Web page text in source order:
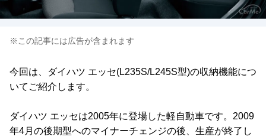
※この記事には広告が含まれます
今回は、ダイハツ エッセ(L235S/L245S型)の収納機能につ
いてご紹介します。
ダイハツ エッセは2005年に登場した軽自動車です。2009
年4月の後期型へのマイナーチェンジの後、生産が終了し